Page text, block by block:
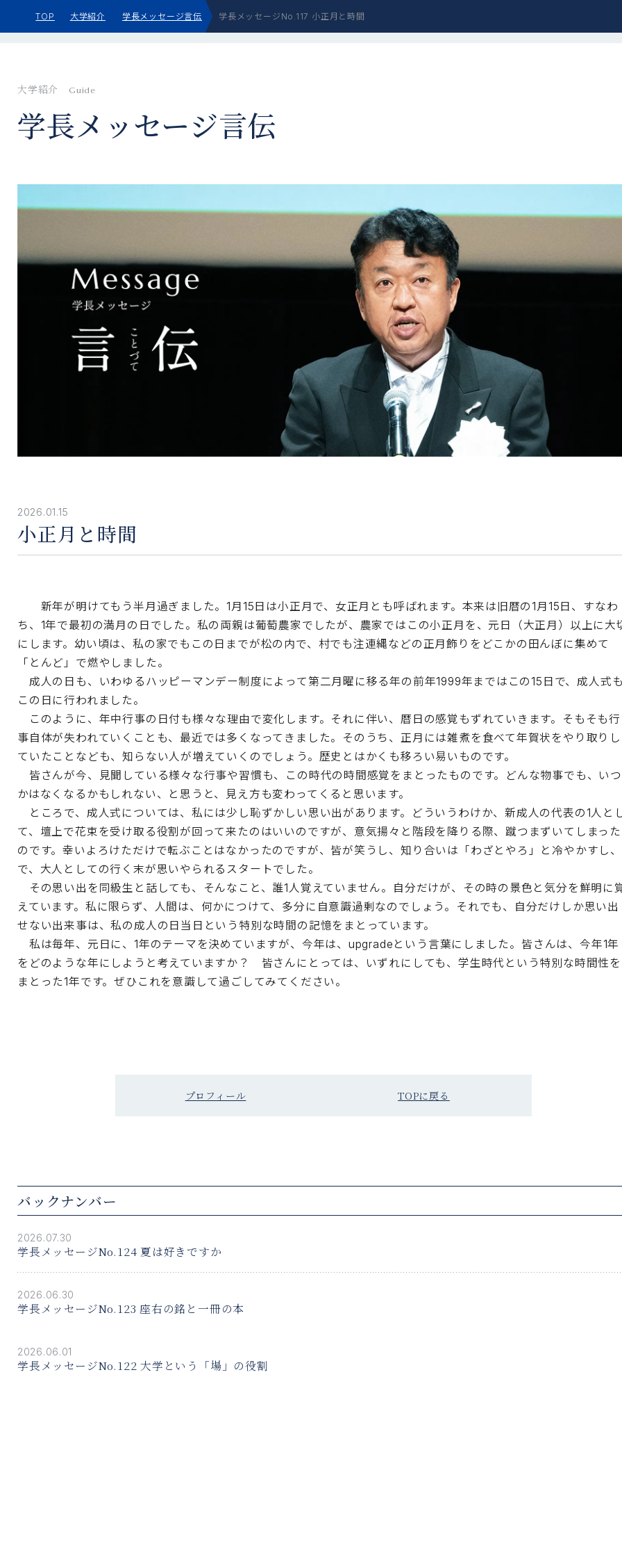
TOP 大学紹介 学長メッセージ言伝 学長メッセージNo.117 小正月と時間
大学紹介 Guide
学⻑メッセージ⾔伝
2026.01.15
小正月と時間
新年が明けてもう半月過ぎました。1月15日は小正月で、女正月とも呼ばれます。本来は旧暦の1月15日、すなわ
ち、1年で最初の満月の日でした。私の両親は葡萄農家でしたが、農家ではこの小正月を、元日（大正月）以上に大
にします。幼い頃は、私の家でもこの日までが松の内で、村でも注連縄などの正月飾りをどこかの田んぼに集めて
「とんど」で燃やしました。
成人の日も、いわゆるハッピーマンデー制度によって第二月曜に移る年の前年1999年まではこの15日で、成人式も
この日に行われました。
このように、年中行事の日付も様々な理由で変化します。それに伴い、暦日の感覚もずれていきます。そもそも行
事自体が失われていくことも、最近では多くなってきました。そのうち、正月には雑煮を食べて年賀状をやり取りし
ていたことなども、知らない人が増えていくのでしょう。歴史とはかくも移ろい易いものです。
皆さんが今、見聞している様々な行事や習慣も、この時代の時間感覚をまとったものです。どんな物事でも、いつ
かはなくなるかもしれない、と思うと、見え方も変わってくると思います。
ところで、成人式については、私には少し恥ずかしい思い出があります。どういうわけか、新成人の代表の1人と
て、壇上で花束を受け取る役割が回って来たのはいいのですが、意気揚々と階段を降りる際、蹴つまずいてしまった
のです。幸いよろけただけで転ぶことはなかったのですが、皆が笑うし、知り合いは「わざとやろ」と冷やかすし、
で、大人としての行く末が思いやられるスタートでした。
その思い出を同級生と話しても、そんなこと、誰1人覚えていません。自分だけが、その時の景色と気分を鮮明に
えています。私に限らず、人間は、何かにつけて、多分に自意識過剰なのでしょう。それでも、自分だけしか思い出
せない出来事は、私の成人の日当日という特別な時間の記憶をまとっています。
私は毎年、元日に、1年のテーマを決めていますが、今年は、upgradeという言葉にしました。皆さんは、今年1年
をどのような年にしようと考えていますか？ 皆さんにとっては、いずれにしても、学生時代という特別な時間性を
まとった1年です。ぜひこれを意識して過ごしてみてください。
プロフィール TOPに戻る
バックナンバー
2026.07.30
学長メッセージNo.124 夏は好きですか
2026.06.30
学長メッセージNo.123 座右の銘と一冊の本
2026.06.01
学長メッセージNo.122 大学という「場」の役割